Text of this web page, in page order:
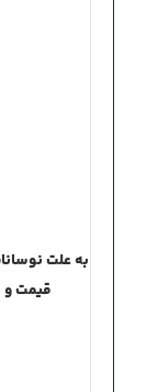
به علت
قیمت